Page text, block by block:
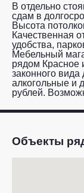
В отдельно
сдам в
Высота
Качественная
удобства,
Мебельный
рядом Красное
законного вида
алкогольные и
рублей.
Объекты